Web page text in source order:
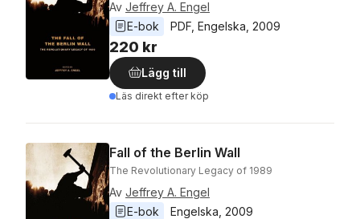
Av Jeffrey A. Engel
E-bok
PDF Engelska 2009
220 kr
Lägg till
Läs direkt efter köp
Fall of the Berlin Wall
The Revolutionary Legacy of 1989
Av Jeffrey A. Engel
E-bok
Engelska 2009